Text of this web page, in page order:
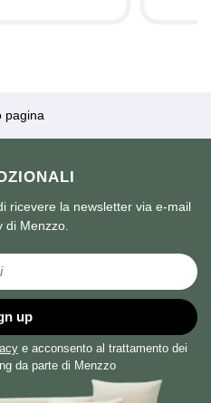
pagina
ricevere la newsletter via e-mail
di Menzzo.
up
e acconsento al trattamento dei
da parte di Menzzo